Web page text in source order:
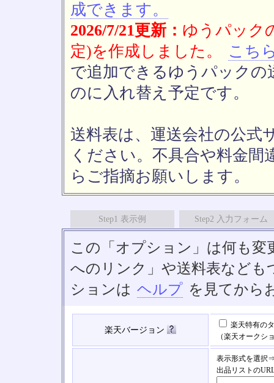
成できます。
2026/7/21更新： ゆうパック
定)を作成しました。
こち
で追加できるゆうパックの
のに入れ替え予定です。
送料表は、運送会社の公式
ください。不具合や料金間
らご指摘お願いします。
Step1 表示例 Step2 入力フォーム
この「オプション」は何も
へのリンク」や送料表など
ションは ヘルプ を見てから
楽天バージョン
楽天特有の
（楽天オークシ
表示形式を選択
出品リストの